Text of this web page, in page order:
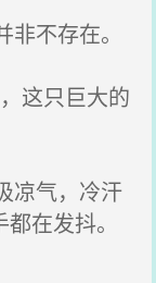
不存在。
这只巨大的
凉气，冷汗
在发抖。